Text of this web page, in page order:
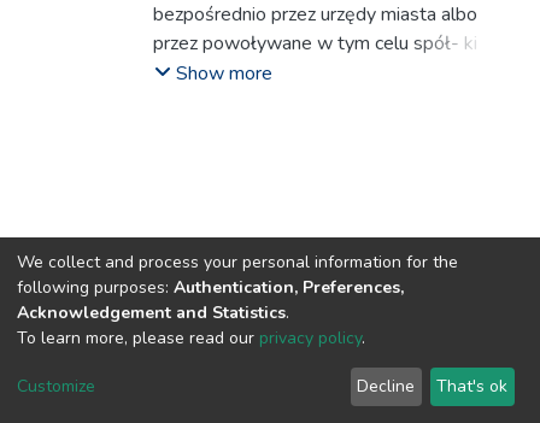
bezpośrednio przez urzędy miasta albo
przez powoływane w tym celu spół- ki
miejskie. Artykuł poświęcony został analizie
porównawczych treści gazet
samorządowych wydawanych w roku 2013
i 2014 (podczas ostat- niej kampanii
wyborczej). Na potrzeby badań
przeprowadzono także wywiady
standaryzowane z redaktorami wy- branych
Show more
DSpace software copyright © 2002-2026 LYRASIS
Regulations
We collect and process your personal information for the
following purposes: Authentication, Preferences,
Acknowledgement and Statistics.
To learn more, please read our privacy policy.
Customize Decline That's ok